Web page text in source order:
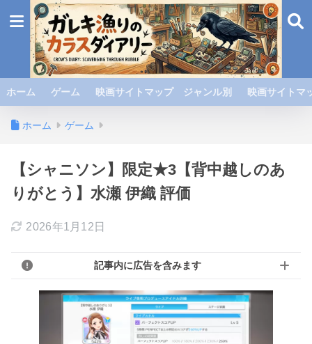
ホーム ゲーム 映画サイトマップ ジャンル別 映画サイト
ホーム ゲーム
【シャニソン】限定★3【背中越しのあ
りがとう】水瀬 伊織 評価
2026年1月12日
記事内に広告を含みます